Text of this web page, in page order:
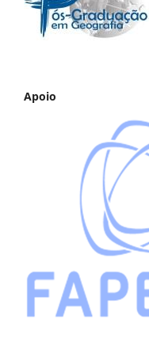
Apoio